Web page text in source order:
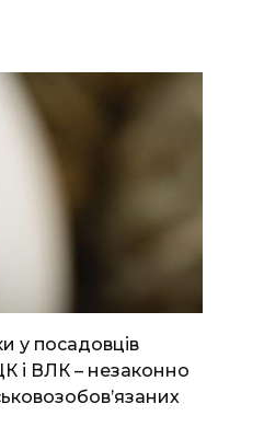
у посадовців
і ВЛК – незаконно